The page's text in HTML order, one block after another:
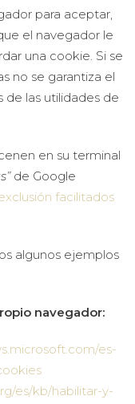
para aceptar,
el navegador le
una cookie. Si se
no se garantiza el
las utilidades de
en su terminal
de Google
facilitados
algunos ejemplos
navegador:
es-
es/kb/habilitar-y-